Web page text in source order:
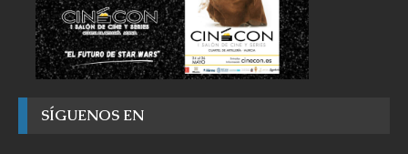
SÍGUENOS EN